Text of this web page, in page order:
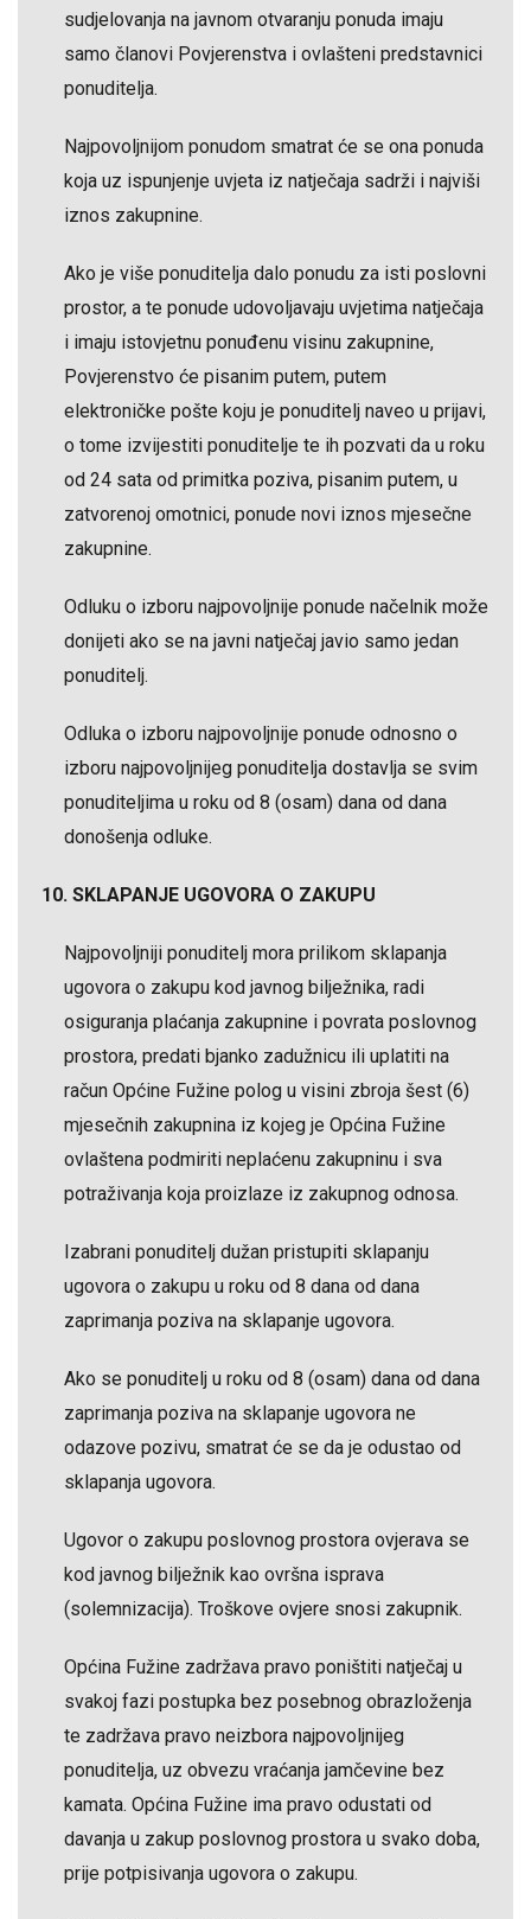
sudjelovanja na javnom otvaranju ponuda imaju
samo članovi Povjerenstva i ovlašteni predstavnici
ponuditelja.
Najpovoljnijom ponudom smatrat će se ona ponuda
koja uz ispunjenje uvjeta iz natječaja sadrži i najviši
iznos zakupnine.
Ako je više ponuditelja dalo ponudu za isti poslovni
prostor, a te ponude udovoljavaju uvjetima natječaja
i imaju istovjetnu ponuđenu visinu zakupnine,
Povjerenstvo će pisanim putem, putem
elektroničke pošte koju je ponuditelj naveo u prijavi,
o tome izvijestiti ponuditelje te ih pozvati da u roku
od 24 sata od primitka poziva, pisanim putem, u
zatvorenoj omotnici, ponude novi iznos mjesečne
zakupnine.
Odluku o izboru najpovoljnije ponude načelnik može
donijeti ako se na javni natječaj javio samo jedan
ponuditelj.
Odluka o izboru najpovoljnije ponude odnosno o
izboru najpovoljnijeg ponuditelja dostavlja se svim
ponuditeljima u roku od 8 (osam) dana od dana
donošenja odluke.
10. SKLAPANJE UGOVORA O ZAKUPU
Najpovoljniji ponuditelj mora prilikom sklapanja
ugovora o zakupu kod javnog bilježnika, radi
osiguranja plaćanja zakupnine i povrata poslovnog
prostora, predati bjanko zadužnicu ili uplatiti na
račun Općine Fužine polog u visini zbroja šest (6)
mjesečnih zakupnina iz kojeg je Općina Fužine
ovlaštena podmiriti neplaćenu zakupninu i sva
potraživanja koja proizlaze iz zakupnog odnosa.
Izabrani ponuditelj dužan pristupiti sklapanju
ugovora o zakupu u roku od 8 dana od dana
zaprimanja poziva na sklapanje ugovora.
Ako se ponuditelj u roku od 8 (osam) dana od dana
zaprimanja poziva na sklapanje ugovora ne
odazove pozivu, smatrat će se da je odustao od
sklapanja ugovora.
Ugovor o zakupu poslovnog prostora ovjerava se
kod javnog bilježnik kao ovršna isprava
(solemnizacija). Troškove ovjere snosi zakupnik.
Općina Fužine zadržava pravo poništiti natječaj u
svakoj fazi postupka bez posebnog obrazloženja
te zadržava pravo neizbora najpovoljnijeg
ponuditelja, uz obvezu vraćanja jamčevine bez
kamata. Općina Fužine ima pravo odustati od
davanja u zakup poslovnog prostora u svako doba,
prije potpisivanja ugovora o zakupu.